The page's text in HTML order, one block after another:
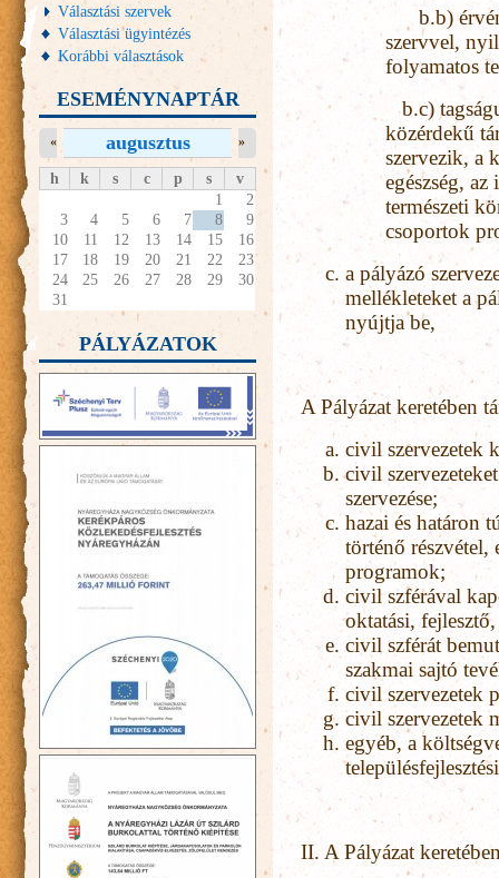
b.b)
szervvel,
folyamatos
b.c)
közérdekű
szervezik, a
egészség,
természeti
csoportok
a pályázó
mellékleteket a
nyújtja be,
A Pályázat keretében
civil szervezetek
civil
szervezése;
hazai és határon
történő
programok;
civil szférával
oktatási,
civil szférát
szakmai sajtó
civil szervezetek
civil szervezetek
egyéb, a
II. A Pályázat
Választási szervek
Választási ügyintézés
Korábbi választások
ESEMÉNYNAPTÁR
augusztus
« »
h k s c p s
v
1
2
3
4 5 6 7 8
9
10
11 12 13 14 15
16
17
18 19 20 21 22
23
24
25 26 27 28 29
30
31
PÁLYÁZATOK